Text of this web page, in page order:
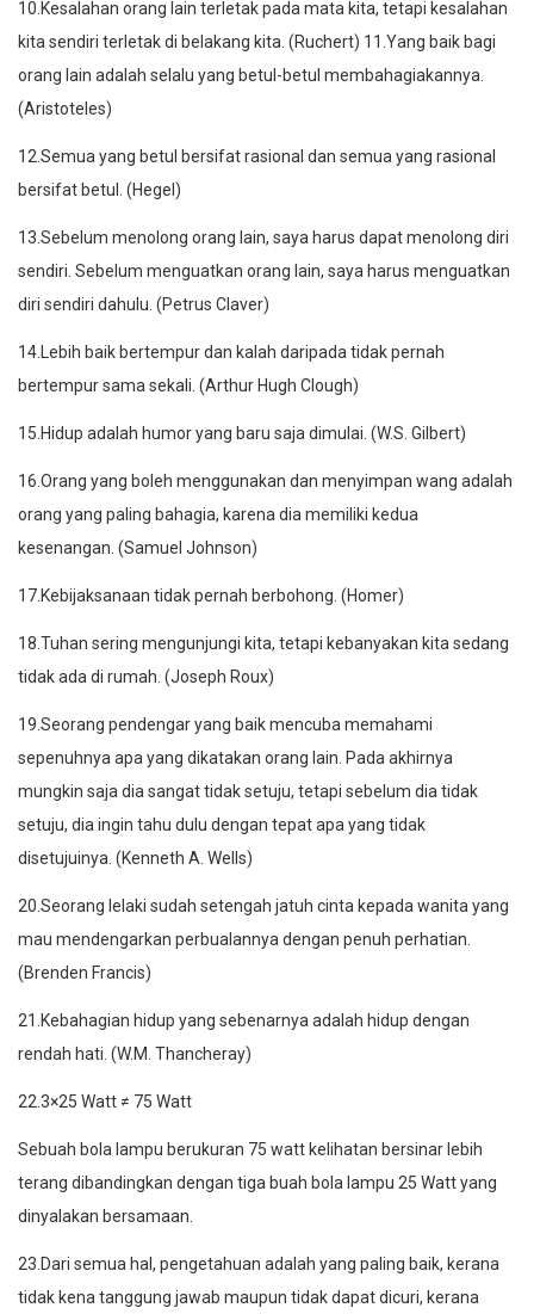
10.Kesalahan orang lain terletak pada mata kita, tetapi kesalahan
kita sendiri terletak di belakang kita. (Ruchert) 11.Yang baik bagi
orang lain adalah selalu yang betul-betul membahagiakannya.
(Aristoteles)
12.Semua yang betul bersifat rasional dan semua yang rasional
bersifat betul. (Hegel)
13.Sebelum menolong orang lain, saya harus dapat menolong diri
sendiri. Sebelum menguatkan orang lain, saya harus menguatkan
diri sendiri dahulu. (Petrus Claver)
14.Lebih baik bertempur dan kalah daripada tidak pernah
bertempur sama sekali. (Arthur Hugh Clough)
15.Hidup adalah humor yang baru saja dimulai. (W.S. Gilbert)
16.Orang yang boleh menggunakan dan menyimpan wang adalah
orang yang paling bahagia, karena dia memiliki kedua
kesenangan. (Samuel Johnson)
17.Kebijaksanaan tidak pernah berbohong. (Homer)
18.Tuhan sering mengunjungi kita, tetapi kebanyakan kita sedang
tidak ada di rumah. (Joseph Roux)
19.Seorang pendengar yang baik mencuba memahami
sepenuhnya apa yang dikatakan orang lain. Pada akhirnya
mungkin saja dia sangat tidak setuju, tetapi sebelum dia tidak
setuju, dia ingin tahu dulu dengan tepat apa yang tidak
disetujuinya. (Kenneth A. Wells)
20.Seorang lelaki sudah setengah jatuh cinta kepada wanita yang
mau mendengarkan perbualannya dengan penuh perhatian.
(Brenden Francis)
21.Kebahagian hidup yang sebenarnya adalah hidup dengan
rendah hati. (W.M. Thancheray)
22.3×25 Watt ≠ 75 Watt
Sebuah bola lampu berukuran 75 watt kelihatan bersinar lebih
terang dibandingkan dengan tiga buah bola lampu 25 Watt yang
dinyalakan bersamaan.
23.Dari semua hal, pengetahuan adalah yang paling baik, kerana
tidak kena tanggung jawab maupun tidak dapat dicuri, kerana